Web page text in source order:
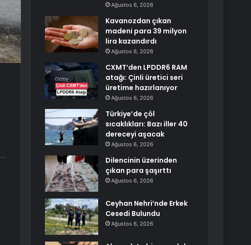
Ağustos 6, 2026
Kavanozdan çıkan
madeni para 39 milyon
lira kazandırdı
Ağustos 6, 2026
CXMT’den LPDDR6 RAM
atağı: Çinli üretici seri
üretime hazırlanıyor
Ağustos 6, 2026
Türkiye’de çöl
sıcaklıkları: Bazı iller 40
dereceyi aşacak
Ağustos 6, 2026
Dilencinin üzerinden
çıkan para şaşırttı
Ağustos 6, 2026
Ceyhan Nehri’nde Erkek
Cesedi Bulundu
Ağustos 6, 2026